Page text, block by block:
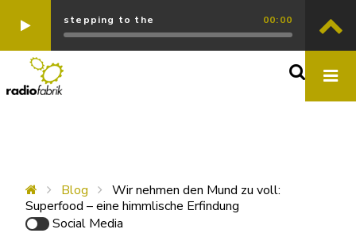
stepping to the 00:00
Blog
Wir nehmen den Mund zu voll:
Superfood – eine himmlische Erfindung
Social Media